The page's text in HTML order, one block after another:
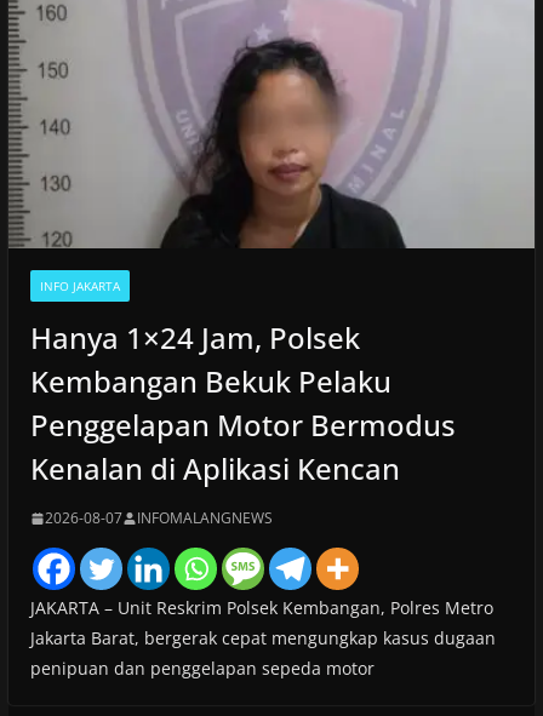
INFO JAKARTA
Hanya 1×24 Jam, Polsek
Kembangan Bekuk Pelaku
Penggelapan Motor Bermodus
Kenalan di Aplikasi Kencan
2026-08-07 INFOMALANGNEWS
JAKARTA – Unit Reskrim Polsek Kembangan, Polres Metro
Jakarta Barat, bergerak cepat mengungkap kasus dugaan
penipuan dan penggelapan sepeda motor